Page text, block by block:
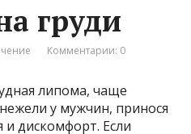
груди
Комментарии: 0
липома, чаще
у мужчин, принося
дискомфорт. Если